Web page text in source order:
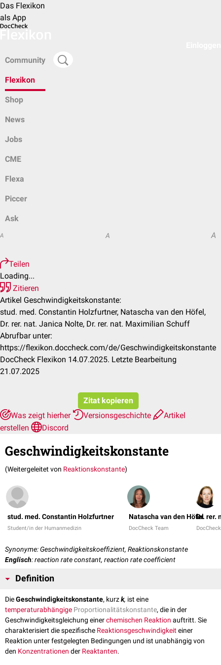
Das Flexikon
als App
Community
Flexikon
Shop
News
Jobs
CME
Flexa
Piccer
Ask
A A A
Teilen
Loading...
Zitieren
Artikel Geschwindigkeitskonstante:
stud. med. Constantin Holzfurtner, Natascha van den Höfel,
Dr. rer. nat. Janica Nolte, Dr. rer. nat. Maximilian Schuff
Abrufbar unter:
https://flexikon.doccheck.com/de/Geschwindigkeitskonstante
DocCheck Flexikon 14.07.2025. Letzte Bearbeitung
21.07.2025
Zitat kopieren
Was zeigt hierher
Versionsgeschichte
Artikel
erstellen
Discord
Geschwindigkeitskonstante
(Weitergeleitet von Reaktionskonstante)
stud. med. Constantin Holzfurtner
Student/in der Humanmedizin
Natascha van den Höfel
DocCheck Team
Dr. rer.
Synonyme: Geschwindigkeitskoeffizient, Reaktionskonstante
Englisch: reaction rate constant, reaction rate coefficient
Definition
DieGeschwindigkeitskonstante, kurzk, ist eine
temperaturabhängige Proportionalitätskonstante, die in der
Geschwindigkeitsgleichung einerchemischen Reaktion auftritt. Sie
charakterisiert die spezifische Reaktionsgeschwindigkeiteiner
Reaktion unter festgelegten Bedingungen und ist unabhängig von
den Konzentrationen der Reaktanten.